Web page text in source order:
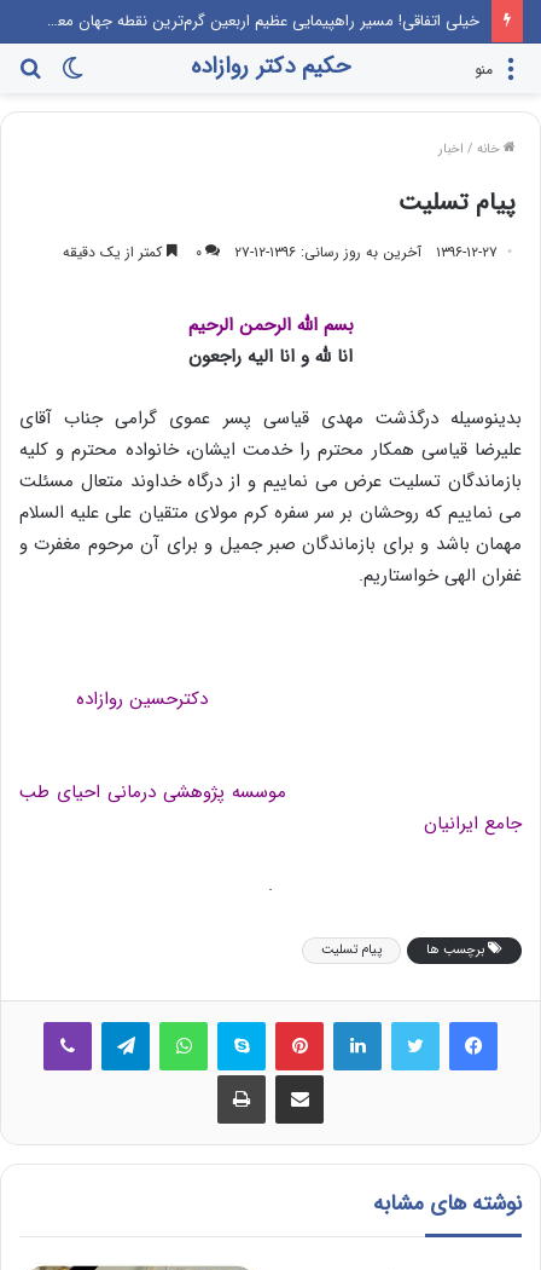
خیلی اتفاقی! مسیر راهپیمایی عظیم اربعین گرم‌ترین نقطه جهان معرفی می‌شود!
تغییر
پوسته
حکیم دکتر روازاده منو
خانه / اخبار
پیام تسلیت
۱۳۹۶-۱۲-۲۷ آخرین به روز رسانی: ۱۳۹۶-۱۲-۲۷ ۰ کمتر از یک دقیقه
بسم الله الرحمن الرحیم
انا لله و انا الیه راجعون
بدینوسیله درگذشت مهدی قیاسی پسر عموی گرامی جناب آقای
علیرضا قیاسی همکار محترم را خدمت ایشان، خانواده محترم و کلیه
بازماندگان تسلیت عرض می نماییم و از درگاه خداوند متعال مسئلت
می نماییم که روحشان بر سر سفره کرم مولای متقیان علی علیه السلام
مهمان باشد و برای بازماندگان صبر جمیل و برای آن مرحوم مغفرت و
غفران الهی خواستاریم.
دکترحسین روازاده
موسسه پژوهشی درمانی احیای طب
جامع ایرانیان
.
برچسب ها پیام تسلیت
فیس بوک لینکدین ‫پین‌ترست اسکایپ واتس آپ
اشتراک گذاری از طریق ایمیل چاپ
نوشته های مشابه